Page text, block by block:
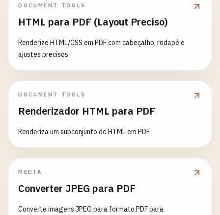
DOCUMENT TOOLS
HTML para PDF (Layout Preciso)
Renderize HTML/CSS em PDF com cabeçalho, rodapé e
ajustes precisos
DOCUMENT TOOLS
Renderizador HTML para PDF
Renderiza um subconjunto de HTML em PDF
MEDIA
Converter JPEG para PDF
Converte imagens JPEG para formato PDF para